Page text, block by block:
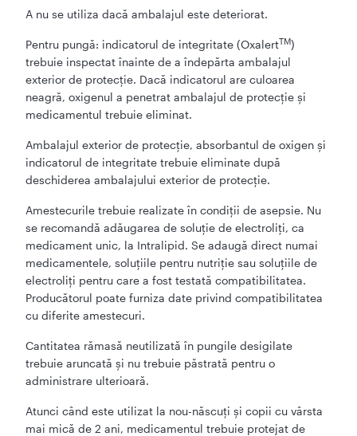
A nu se utiliza dacă ambalajul este deteriorat.
Pentru pungă: indicatorul de integritate (OxalertTM)
trebuie inspectat înainte de a îndepărta ambalajul
exterior de protecţie. Dacă indicatorul are culoarea
neagră, oxigenul a penetrat ambalajul de protecţie şi
medicamentul trebuie eliminat.
Ambalajul exterior de protecţie, absorbantul de oxigen şi
indicatorul de integritate trebuie eliminate după
deschiderea ambalajului exterior de protecţie.
Amestecurile trebuie realizate în condiţii de asepsie. Nu
se recomandă adăugarea de soluţie de electroliţi, ca
medicament unic, la Intralipid. Se adaugă direct numai
medicamentele, soluţiile pentru nutriţie sau soluţiile de
electroliţi pentru care a fost testată compatibilitatea.
Producătorul poate furniza date privind compatibilitatea
cu diferite amestecuri.
Cantitatea rămasă neutilizată în pungile desigilate
trebuie aruncată şi nu trebuie păstrată pentru o
administrare ulterioară.
Atunci când este utilizat la nou-născuți și copii cu vârsta
mai mică de 2 ani, medicamentul trebuie protejat de